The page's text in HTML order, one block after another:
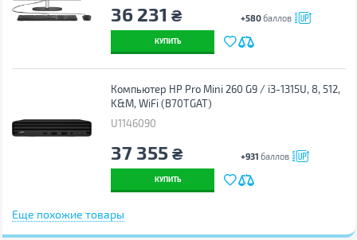
36 231 ₴ +580баллов
КУПИТЬ
Компьютер HP Pro Mini 260 G9 / i3-1315U, 8, 512,
K&M, WiFi (B70TGAT)
U1146090
37 355 ₴ +931 баллов
КУПИТЬ
Еще похожие товары